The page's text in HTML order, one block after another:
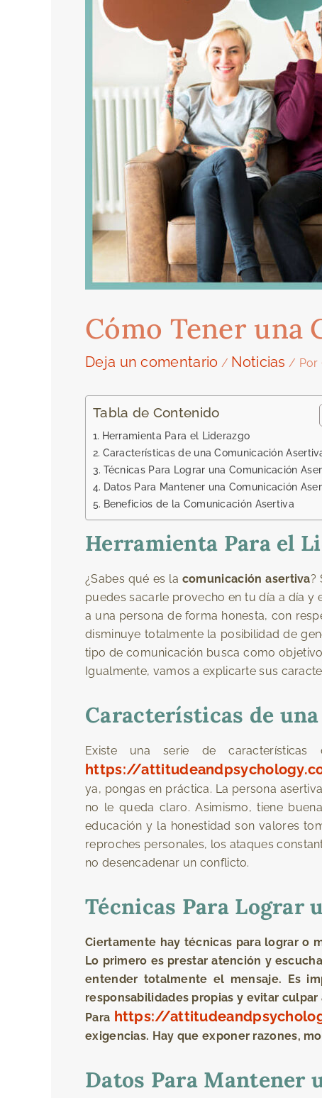
Cómo Tener una
Deja un comentario / Noticias / Por
Tabla de Contenido
Herramienta Para el Liderazgo
Características de una Comunicación
Técnicas Para Lograr una Comunicación
Datos Para Mantener una Comunicación
Beneficios de la Comunicación Asertiva
Herramienta Para el
¿Sabes qué es la comunicación asertiva?
puedes sacarle provecho en tu día a día
a una persona de forma honesta, con
disminuye totalmente la posibilidad de
tipo de comunicación busca como
Igualmente, vamos a explicarte sus
Características de
Existe una serie de
https://
ya, pongas en práctica. La persona
no le queda claro. Asimismo, tiene
educación y la honestidad son valores
reproches personales, los ataques
no desencadenar un conflicto.
Técnicas Para Lograr
Ciertamente hay técnicas para lograr o
Lo primero es prestar atención y
entender totalmente el mensaje. Es
responsabilidades propias y evitar
Para https://
exigencias. Hay que exponer razones,
Datos Para Mantener